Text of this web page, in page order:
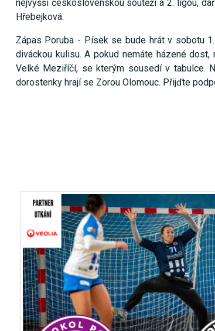
nejvyšší československou soutěží a 2. ligou,
Hřebejková.
Zápas Poruba - Písek se bude hrát v sobotu
diváckou kulisu. A pokud nemáte házené
Velké Meziříčí, se kterým sousedí v tabulce.
dorostenky hrají se Zorou Olomouc. Přijďte